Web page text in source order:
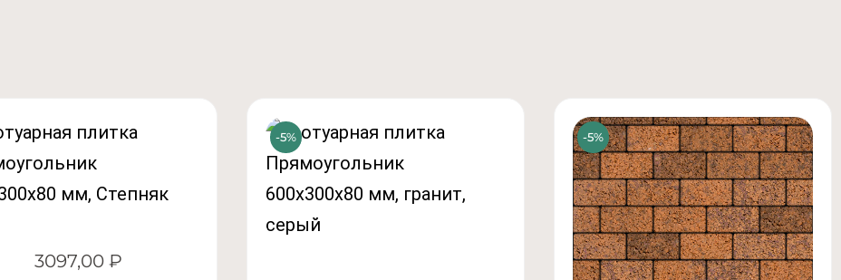
3097,00 ₽